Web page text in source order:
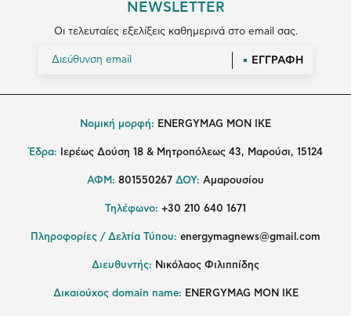
NEWSLETTER
Οι τελευταίες εξελίξεις καθημερινά στο email σας.
ΕΓΓΡΑΦΗ
Νομική μορφή: ENERGYMAG MON IKE
Έδρα: Ιερέως Δούση 18 & Μητροπόλεως 43, Μαρούσι, 15124
ΑΦΜ: 801550267 ΔΟΥ: Αμαρουσίου
Τηλέφωνο: +30 210 640 1671
Πληροφορίες / Δελτία Τύπου: energymagnews@gmail.com
Διευθυντής: Νικόλαος Φιλιππίδης
Δικαιούχος domain name: ENERGYMAG ΜΟΝ ΙΚΕ